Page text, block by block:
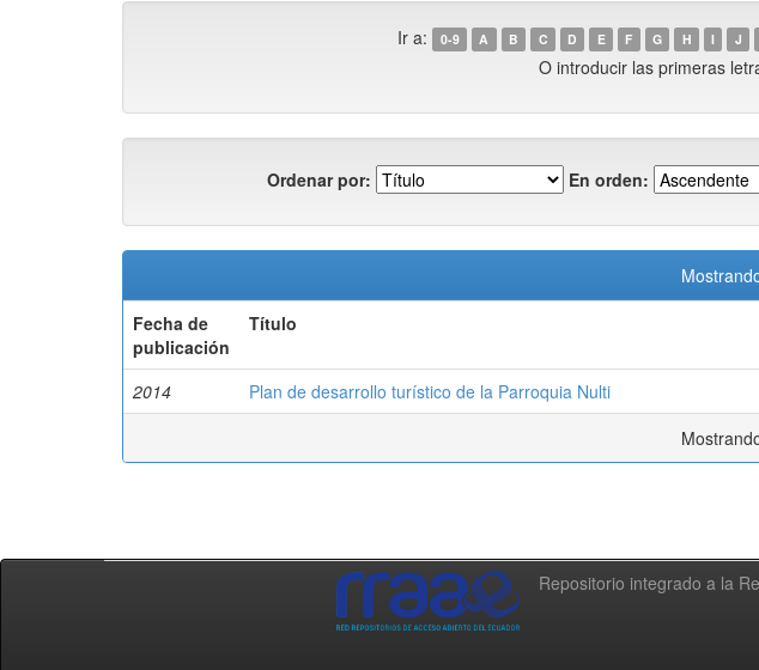
Ir a: 0-9 A B C D E F G H I J
O introducir las primeras
Ordenar por: En orden:
Fecha de
publicación
Título
2014 Plan de desarrollo turístico de la Parroquia Nulti
Repositorio integrado a la